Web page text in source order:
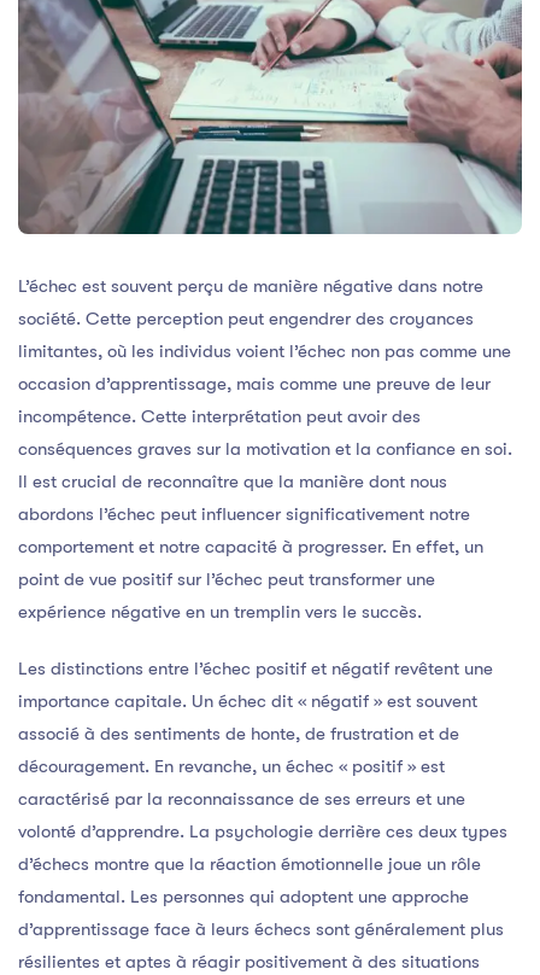
L’échec est souvent perçu de manière négative dans notre
société. Cette perception peut engendrer des croyances
limitantes, où les individus voient l’échec non pas comme une
occasion d’apprentissage, mais comme une preuve de leur
incompétence. Cette interprétation peut avoir des
conséquences graves sur la motivation et la confiance en soi.
Il est crucial de reconnaître que la manière dont nous
abordons l’échec peut influencer significativement notre
comportement et notre capacité à progresser. En effet, un
point de vue positif sur l’échec peut transformer une
expérience négative en un tremplin vers le succès.
Les distinctions entre l’échec positif et négatif revêtent une
importance capitale. Un échec dit « négatif » est souvent
associé à des sentiments de honte, de frustration et de
découragement. En revanche, un échec « positif » est
caractérisé par la reconnaissance de ses erreurs et une
volonté d’apprendre. La psychologie derrière ces deux types
d’échecs montre que la réaction émotionnelle joue un rôle
fondamental. Les personnes qui adoptent une approche
d’apprentissage face à leurs échecs sont généralement plus
résilientes et aptes à réagir positivement à des situations